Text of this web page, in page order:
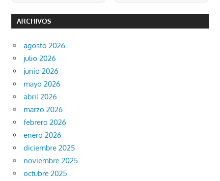
ARCHIVOS
agosto 2026
julio 2026
junio 2026
mayo 2026
abril 2026
marzo 2026
febrero 2026
enero 2026
diciembre 2025
noviembre 2025
octubre 2025